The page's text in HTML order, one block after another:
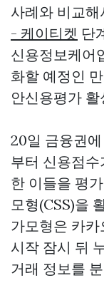
사례와 비교
- 케이티켓 단
신용정보케어
화할 예정인
안신용평가
20일 금융권
부터 신용점
한 이들을 평
모형(CSS)을
가모형은 카
시작 잠시 뒤
거래 정보를